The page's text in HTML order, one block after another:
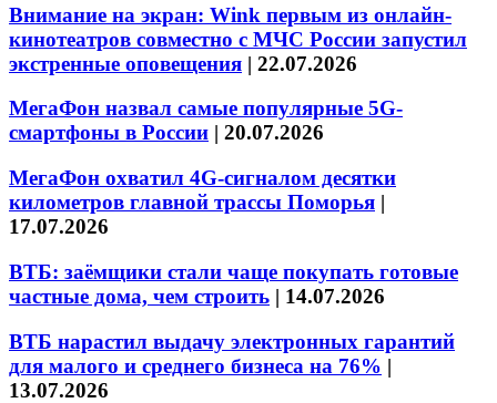
Внимание на экран: Wink первым из онлайн-
кинотеатров совместно с МЧС России запустил
экстренные оповещения | 22.07.2026
МегаФон назвал самые популярные 5G-
смартфоны в России | 20.07.2026
МегаФон охватил 4G-сигналом десятки
километров главной трассы Поморья |
17.07.2026
ВТБ: заёмщики стали чаще покупать готовые
частные дома, чем строить | 14.07.2026
ВТБ нарастил выдачу электронных гарантий
для малого и среднего бизнеса на 76% |
13.07.2026